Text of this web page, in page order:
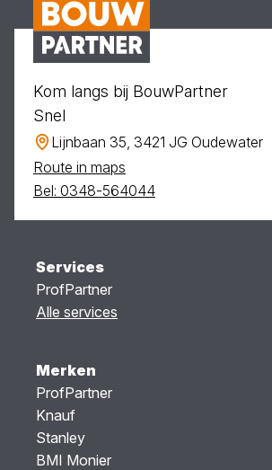
Kom langs bij BouwPartner
Snel
Lijnbaan 35, 3421 JG Oudewater
Route in maps
Bel: 0348-564044
Services
ProfPartner
Alle services
Merken
ProfPartner
Knauf
Stanley
BMI Monier